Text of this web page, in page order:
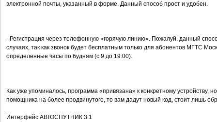
электронной почты, указанный в форме. Данный способ прост и удобен.
- Регистрация через телефонную «горячую линию». Пожалуй, данный
случаях, так как звонок будет бесплатным только для абонентов МГТС
определенные часы по будням (с 9 до 19.00).
Как уже упоминалось, программа «привязана» к конкретному устройству,
помощника на более продвинутого, то вам дадут новый код, стоит лишь
Интерфейс АВТОСПУТНИК 3.1